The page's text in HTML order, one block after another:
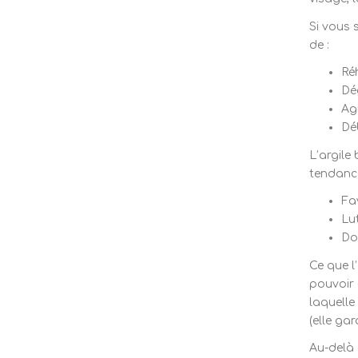
Si vous
de :
Ce que
pouvoir
laquelle
(elle
Au-delà